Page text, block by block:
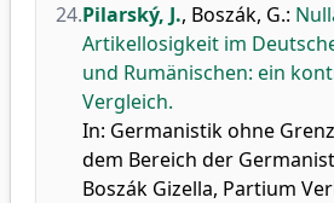
24.Pilarský, J., Boszák, G.:
Artikellosigkeit im
und Rumänischen: ein
Vergleich.
In: Germanistik ohne
dem Bereich der
Boszák Gizella, Partium